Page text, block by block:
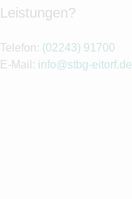
Leistungen?
Telefon: (02243) 91700
E-Mail: info@stbg-eitorf.de